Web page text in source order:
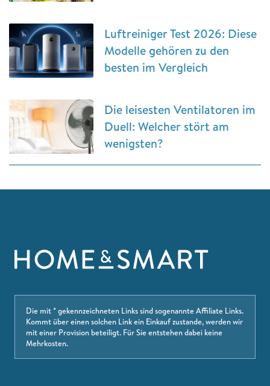
Luftreiniger Test 2026: Diese
Modelle gehören zu den
besten im Vergleich
Die leisesten Ventilatoren im
Duell: Welcher stört am
wenigsten?
Die mit * gekennzeichneten Links sind sogenannte Affiliate Links.
Kommt über einen solchen Link ein Einkauf zustande, werden wir
mit einer Provision beteiligt. Für Sie entstehen dabei keine
Mehrkosten.